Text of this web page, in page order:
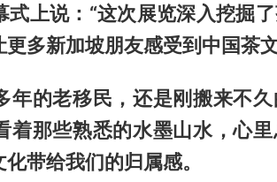
式上说：“这次展览深入挖掘
多新加坡朋友感受到中国茶
年的老移民，还是刚搬来不
着那些熟悉的水墨山水，心
带给我们的归属感。